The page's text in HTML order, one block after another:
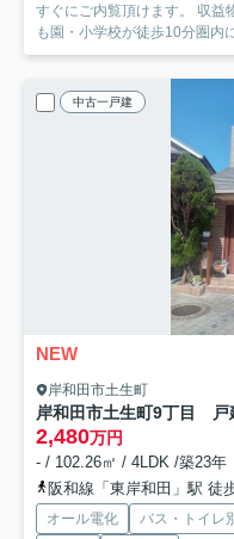
すぐにご内覧頂けます。 収益
も園・小学校が徒歩10分圏内
中古一戸建
NEW
岸和田市土生町
岸和田市土生町9丁目 戸
2,480万円
- / 102.26㎡ / 4LDK /築23年
阪和線「東岸和田」駅 徒
オール電化 バス・トイレ